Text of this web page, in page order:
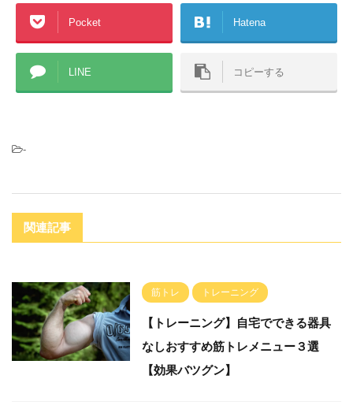
Pocket Hatena
LINE コピーする
-
関連記事
筋トレ トレーニング
【トレーニング】自宅でできる器具
なしおすすめ筋トレメニュー３選
【効果バツグン】